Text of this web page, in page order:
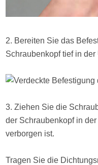
2. Bereiten Sie das
Schraubenkopf tief in
3. Ziehen Sie die
der Schraubenkopf in
verborgen ist.
Tragen Sie die